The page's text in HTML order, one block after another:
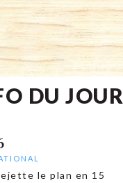
DU JOUR
le plan en 15